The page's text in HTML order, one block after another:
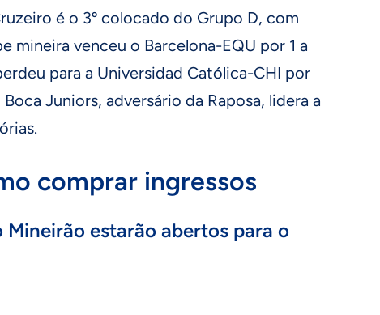
é o 3º colocado do Grupo D, com
mineira venceu o Barcelona-EQU por 1 a
para a Universidad Católica-CHI por
Juniors, adversário da Raposa, lidera a
comprar ingressos
Mineirão estarão abertos para o